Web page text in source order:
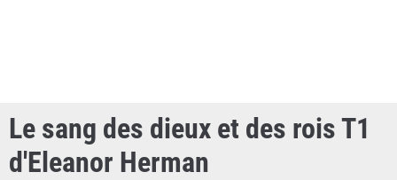
Le sang des dieux et des rois T1
d'Eleanor Herman